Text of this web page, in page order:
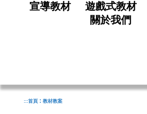
宣導教材
遊戲式教材
關於我們
:::首頁 : 教材教案